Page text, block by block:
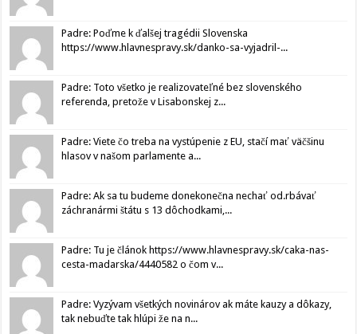
Padre: Poďme k ďalšej tragédii Slovenska
https://www.hlavnespravy.sk/danko-sa-vyjadril-...
Padre: Toto všetko je realizovateľné bez slovenského
referenda, pretože v Lisabonskej z...
Padre: Viete čo treba na vystúpenie z EU, stačí mať väčšinu
hlasov v našom parlamente a...
Padre: Ak sa tu budeme donekonečna nechať od.rbávať
záchranármi štátu s 13 dôchodkami,...
Padre: Tu je článok https://www.hlavnespravy.sk/caka-nas-
cesta-madarska/4440582 o čom v...
Padre: Vyzývam všetkých novinárov ak máte kauzy a dôkazy,
tak nebuďte tak hlúpi že na n...